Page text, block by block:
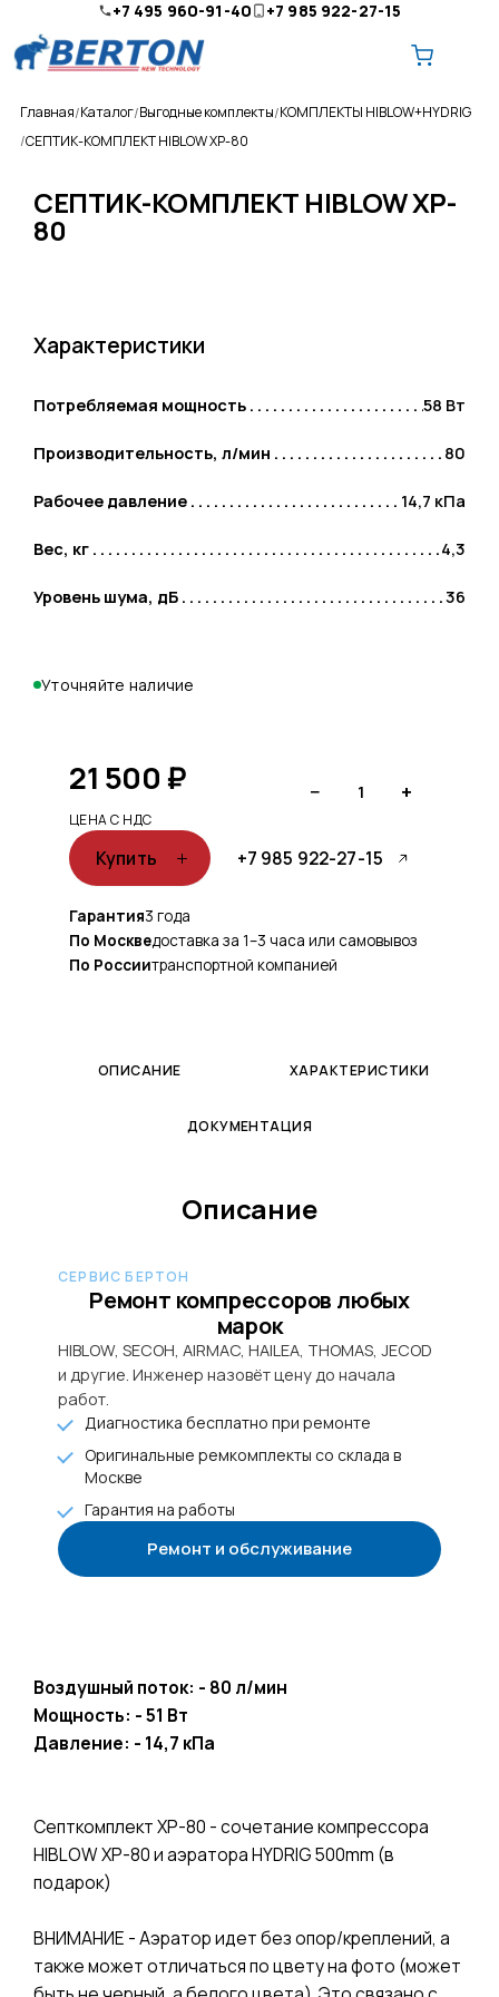
+7 495 960-91-40 +7 985 922-27-15
О компании
Доставка
Главная Каталог Выгодные комплекты КОМПЛЕКТЫ HIBLOW+HYDRIG
СЕПТИК-КОМПЛЕКТ HIBLOW XP-80
СЕПТИК-КОМПЛЕКТ HIBLOW XP-
80
Характеристики
Потребляемая мощность 58 Вт
Производительность, л/мин 80
Рабочее давление 14,7 кПа
Вес, кг 4,3
Уровень шума, дБ 36
Уточняйте наличие
21 500₽
ЦЕНА С НДС
− 1 +
Купить +7 985 922-27-15
Гарантия3 года
По Москведоставка за 1–3 часа или самовывоз
По Россиитранспортной компанией
ОПИСАНИЕ ХАРАКТЕРИСТИКИ
ДОКУМЕНТАЦИЯ
Описание
СЕРВИС БЕРТОН
Ремонт компрессоров любых
марок
HIBLOW, SECOH, AIRMAC, HAILEA, THOMAS, JECOD
и другие. Инженер назовёт цену до начала
работ.
Диагностика бесплатно при ремонте
Оригинальные ремкомплекты со склада в
Москве
Гарантия на работы
Ремонт и обслуживание
Воздушный поток: - 80 л/мин
Мощность: - 51 Вт
Давление: - 14,7 кПа
Септкомплект XP-80 - сочетание компрессора
HIBLOW XP-80 и аэратора HYDRIG 500mm (в
подарок)
ВНИМАНИЕ - Аэратор идет без опор/креплений, а
также может отличаться по цвету на фото (может